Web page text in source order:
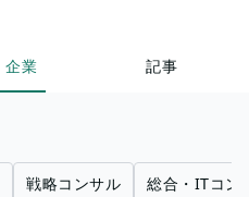
企業 記事
戦略コンサル 総合・ITコン